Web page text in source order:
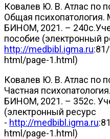
Ковалев Ю. В. Атлас по
Общая
БИНОМ, 2021. –
пособие (электронный
http://medbibl.igma.ru
html/page-1.html)
Ковалев Ю. В. Атлас по
Частная
БИНОМ, 2021. – 352с.
(электронный ресурс
- http://medbibl.igma.ru
html/page-1.html)